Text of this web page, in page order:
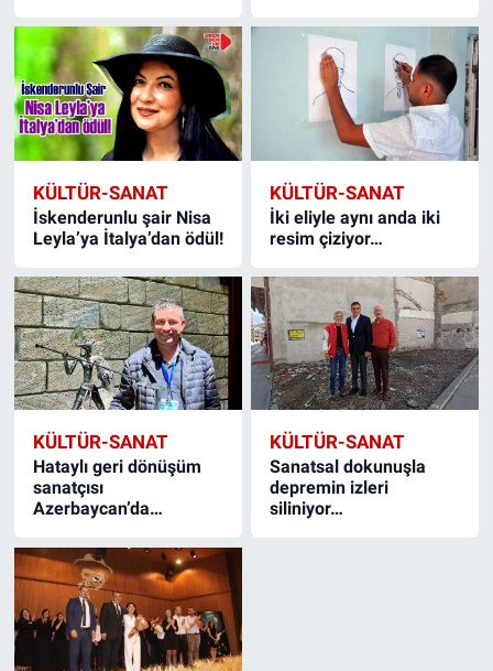
KÜLTÜR-SANAT
İskenderunlu şair Nisa
Leyla’ya İtalya’dan ödül!
KÜLTÜR-SANAT
İki eliyle aynı anda iki
resim çiziyor…
KÜLTÜR-SANAT
Hataylı geri dönüşüm
sanatçısı
Azerbaycan’da…
KÜLTÜR-SANAT
Sanatsal dokunuşla
depremin izleri
siliniyor…